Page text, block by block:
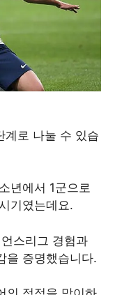
계로 나눌 수 있습
년에서 1군으로
기였는데요.
스리그 경험과
을 증명했습니다.